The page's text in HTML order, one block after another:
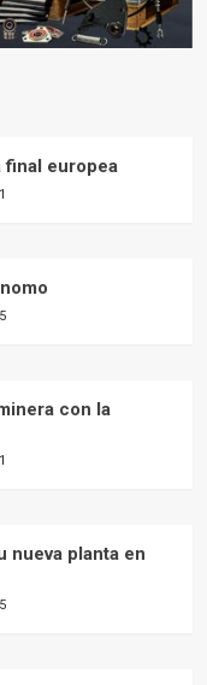
final europea
con la
nueva planta en